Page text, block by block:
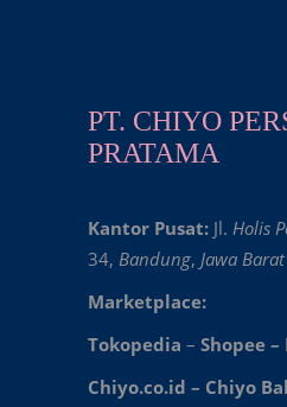
PT. CHIYO
PRATAMA
Kantor Pusat: Jl. Holis
34, Bandung, Jawa
Marketplace:
Tokopedia – Shopee –
Chiyo.co.id – Chiyo